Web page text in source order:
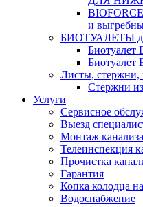
и
БИОТУАЛЕТЫ
Биотуалет
Биотуалет
Листы, стержни,
Стержни
Услуги
Сервисное
Выезд
Монтаж
Телеинспекция
Прочистка
Гарантия
Копка колодца
Водоснабжение